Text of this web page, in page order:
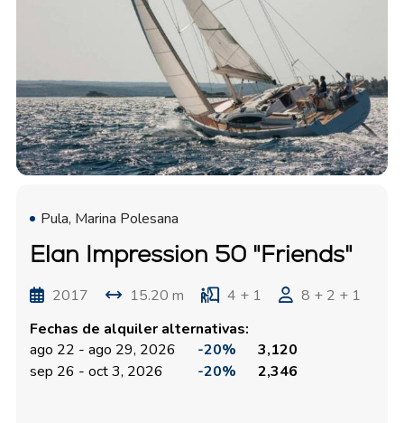
Pula, Marina Polesana
Elan Impression 50 "Friends"
2017 15.20 m 4 + 1
8 + 2 + 1
Fechas de alquiler alternativas:
ago 22 - ago 29, 2026
-20%
3,120
sep 26 - oct 3, 2026
-20% 2,346